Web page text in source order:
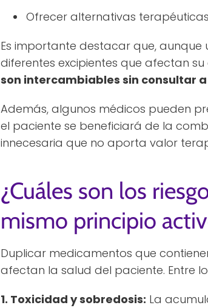
Ofrecer alternativas
Es importante destacar que,
diferentes excipientes que afectan
son intercambiables sin consultar
Además, algunos médicos pueden
el paciente se beneficiará de la
innecesaria que no aporta valor
¿Cuáles son los
mismo principio
Duplicar medicamentos que
afectan la salud del paciente. Entre
1. Toxicidad y sobredosis: La